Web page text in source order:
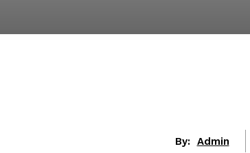
By: Admin